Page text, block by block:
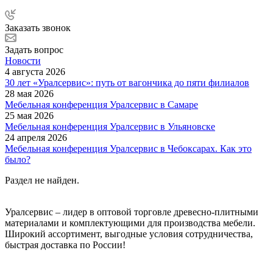
Заказать звонок
Задать вопрос
Новости
4 августа 2026
30 лет «Уралсервис»: путь от вагончика до пяти филиалов
28 мая 2026
Мебельная конференция Уралсервис в Самаре
25 мая 2026
Мебельная конференция Уралсервис в Ульяновске
24 апреля 2026
Мебельная конференция Уралсервис в Чебоксарах. Как это
было?
Раздел не найден.
Уралсервис – лидер в оптовой торговле древесно-плитными
материалами и комплектующими для производства мебели.
Широкий ассортимент, выгодные условия сотрудничества,
быстрая доставка по России!